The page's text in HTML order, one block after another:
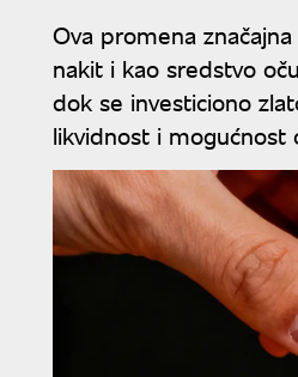
Ova promena
nakit i kao sredstvo
dok se investiciono
likvidnost i mogućnost